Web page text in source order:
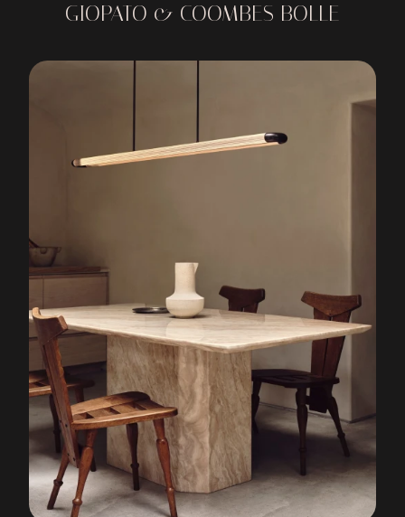
GIOPATO & COOMBES BOLLE